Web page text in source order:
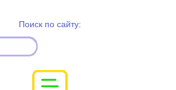
Поиск по сайту: